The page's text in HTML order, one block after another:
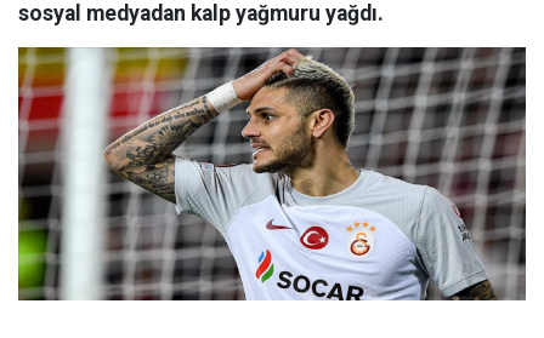
sosyal medyadan kalp yağmuru yağdı.